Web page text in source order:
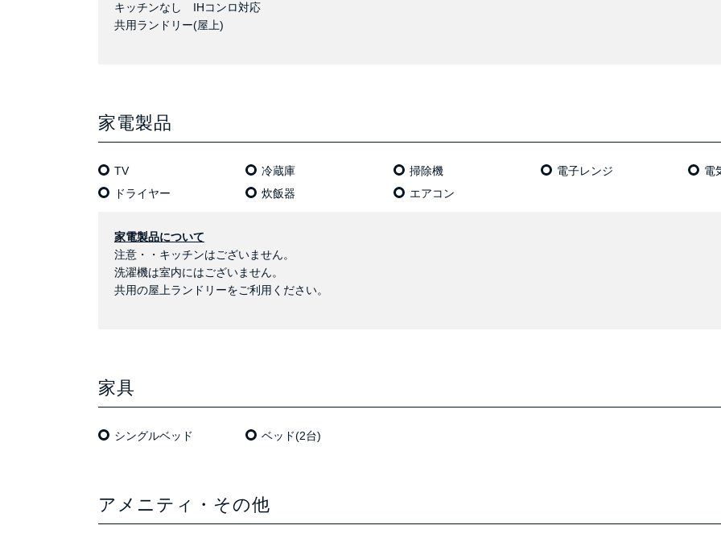
キッチンなし IHコンロ対応
共用ランドリー(屋上)
家電製品
TV 冷蔵庫 掃除機 電⼦レンジ 電
ドライヤー
炊飯器 エアコン
家電製品について
注意・・キッチンはございません。
洗濯機は室内にはございません。
共用の屋上ランドリーをご利用ください。
家具
シングルベッド ベッド(2台)
アメニティ・その他